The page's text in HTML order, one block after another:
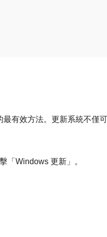
有效方法。更新系統不僅
「Windows 更新」。